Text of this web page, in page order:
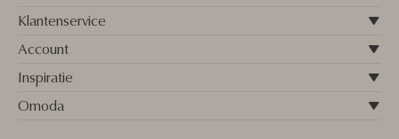
Klantenservice
Account
Inspiratie
Omoda